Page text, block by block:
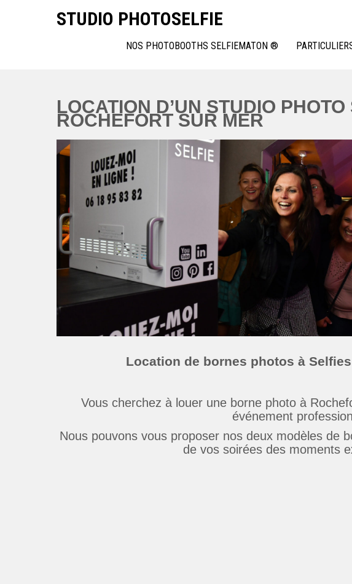
STUDIO PHOTOSELFIE
NOS PHOTOBOOTHS SELFIEMATON ®
LOCATION D’UN STUDIO
ROCHEFORT SUR MER
Location de bornes photos à
Vous cherchez à louer une borne photo à
événement
Nous pouvons vous proposer nos deux modèles de
de vos soirées des moments